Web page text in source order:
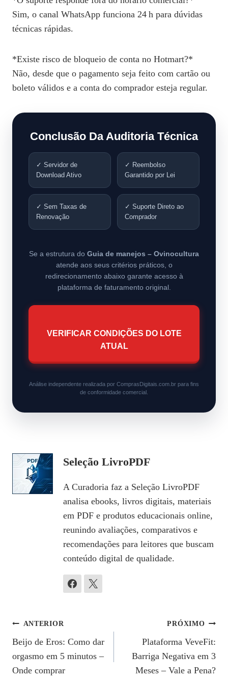
Sim, o canal WhatsApp funciona 24 h para dúvidas
técnicas rápidas.
*Existe risco de bloqueio de conta no Hotmart?*
Não, desde que o pagamento seja feito com cartão ou
boleto válidos e a conta do comprador esteja regular.
Conclusão Da Auditoria Técnica
✓ Servidor de
Download Ativo
✓ Reembolso
Garantido por Lei
✓ Sem Taxas de
Renovação
✓ Suporte Direto ao
Comprador
Se a estrutura do Guia de manejos – Ovinocultura
atende aos seus critérios práticos, o
redirecionamento abaixo garante acesso à
plataforma de faturamento original.
VERIFICAR CONDIÇÕES DO LOTE
ATUAL
Análise independente realizada por ComprasDigitais.com.br para fins
de conformidade comercial.
Seleção LivroPDF
A Curadoria faz a Seleção LivroPDF
analisa ebooks, livros digitais, materiais
em PDF e produtos educacionais online,
reunindo avaliações, comparativos e
recomendações para leitores que buscam
conteúdo digital de qualidade.
Navegação
De
Post
ANTERIOR
Beijo de Eros: Como dar
orgasmo em 5 minutos –
Onde comprar
PRÓXIMO
Plataforma VeveFit:
Barriga Negativa em 3
Meses – Vale a Pena?